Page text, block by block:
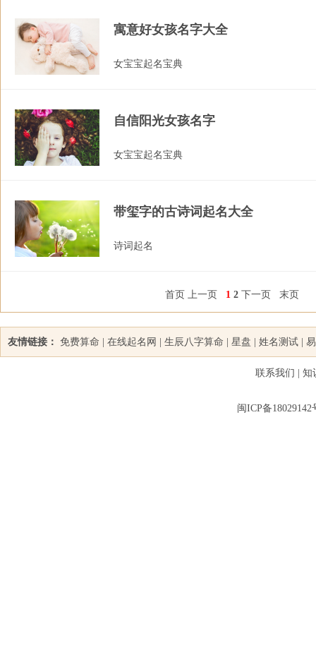
寓意好女孩名字大全
女宝宝起名宝典
自信阳光女孩名字
女宝宝起名宝典
带玺字的古诗词起名大全
诗词起名
首页 上一页 1 2 下一页 末页
友情链接： 免费算命 在线起名网 生辰八字算命 星盘 姓名测试
联系我们 知
闽ICP备